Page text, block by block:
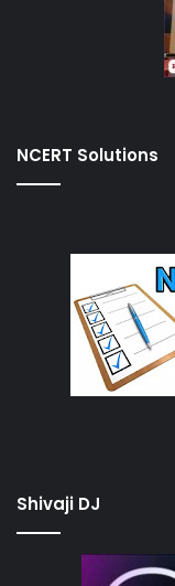
NCERT Solutions
Shivaji DJ